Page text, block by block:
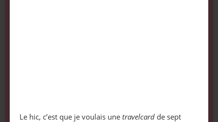
Le hic, c’est que je voulais une travelcardde sept